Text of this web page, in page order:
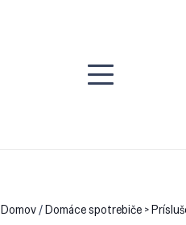
Domov/Domáce spotrebiče >